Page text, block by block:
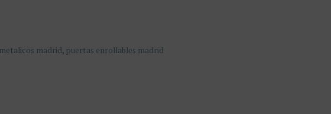
madrid, puertas enrollables madrid